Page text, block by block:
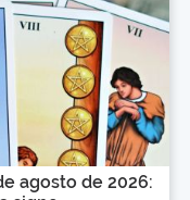
agosto de 2026: